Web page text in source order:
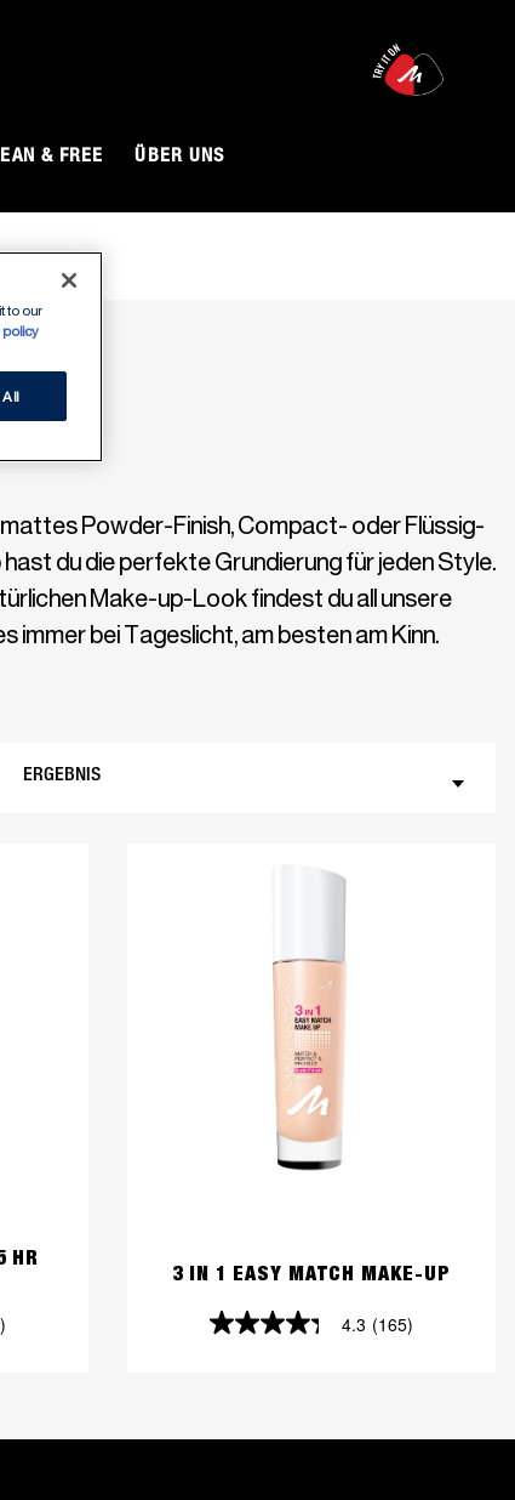
& FREE ÜBER UNS
Powder-Finish, Compact- oder Flüssig-
du die perfekte Grundierung für jeden Style.
Make-up-Look findest du all unsere
immer bei Tageslicht, am besten am Kinn.
ERGEBNIS
HR
3 IN 1 EASY MATCH MAKE-UP
4.3 (165)
4.3
to our
policy